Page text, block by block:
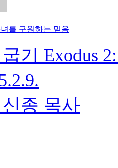
를 구원하는 믿음
기 Exodus
종 목사